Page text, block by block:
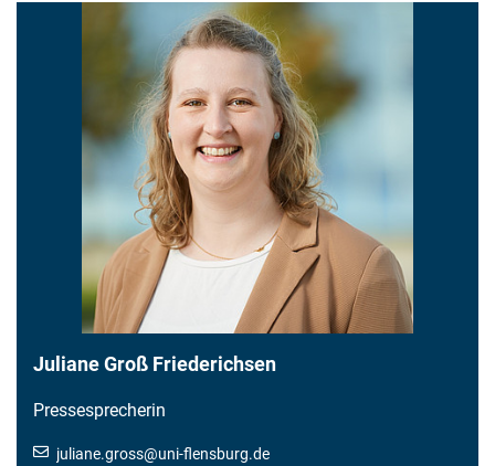
Juliane Groß Friederichsen
Pressesprecherin
juliane.gross@uni-flensburg.de